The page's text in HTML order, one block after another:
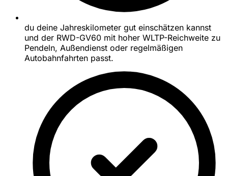
du deine Jahreskilometer gut einschätzen kannst
und der RWD-GV60 mit hoher WLTP-Reichweite zu
Pendeln, Außendienst oder regelmäßigen
Autobahnfahrten passt.